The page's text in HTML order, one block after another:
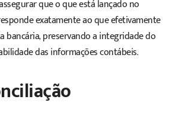
que o que está lançado no
exatamente ao que efetivamente
bancária, preservando a integridade do
das informações contábeis.